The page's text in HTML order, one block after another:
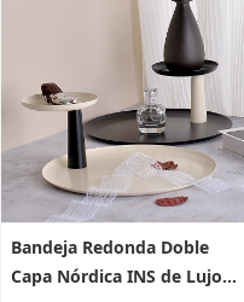
Frutas Cesta de Frutas
Bandeja Redonda Doble
Capa Nórdica INS de Lujo